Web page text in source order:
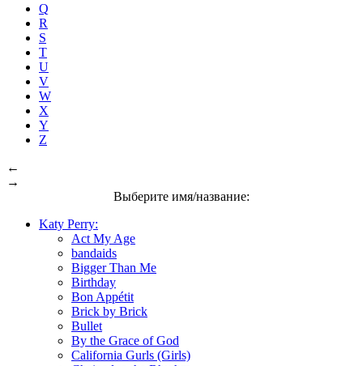
Q
R
S
T
U
V
W
X
Y
Z
←
→
Выберите имя/название:
Katy Perry:
Act My Age
bandaids
Bigger Than Me
Birthday
Bon Appétit
Brick by Brick
Bullet
By the Grace of God
California Gurls (Girls)